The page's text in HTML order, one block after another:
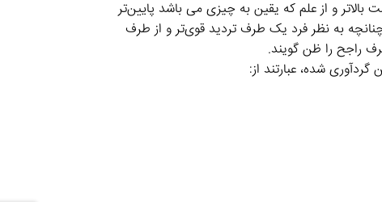
و از علم که یقین به چیزی می باشد پایین‌تر
به نظر فرد یک طرف تردید قوی‌تر و از طرف
راجح را ظن گویند.
شده، عبارتند از: